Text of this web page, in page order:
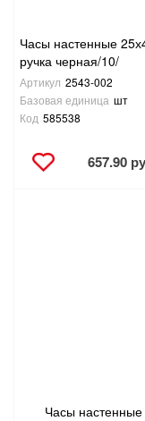
Часы настенные
ручка черная/10/
Артикул 2543-002
Базовая единица шт
Код 585538
657.90
Часы